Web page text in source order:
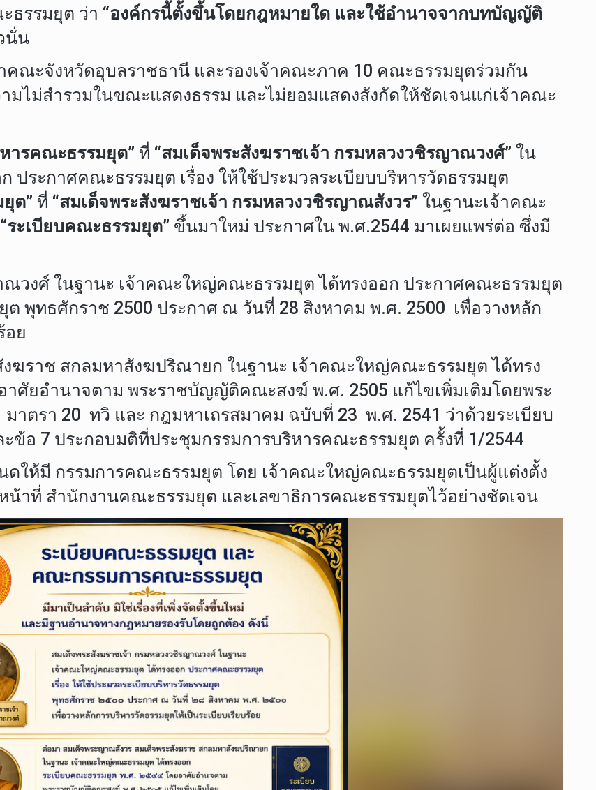
ธรรมยุต ว่า “องค์กรนี้ตั้งขึ้นโดยกฎหมายใด และใช้อำนาจจากบทบัญญัติ
นั่น
คณะจังหวัดอุบลราชธานี และรองเจ้าคณะภาค 10 คณะธรรมยุตร่วมกัน
มไม่สำรวมในขณะแสดงธรรม และไม่ยอมแสดงสังกัดให้ชัดเจนแก่เจ้าคณะ
ารคณะธรรมยุต” ที่ “สมเด็จพระสังฆราชเจ้า กรมหลวงวชิรญาณวงศ์” ใน
ระกาศคณะธรรมยุต เรื่อง ให้ใช้ประมวลระเบียบบริหารวัดธรรมยุต
ต” ที่ “สมเด็จพระสังฆราชเจ้า กรมหลวงวชิรญาณสังวร” ในฐานะเจ้าคณะ
“ระเบียบคณะธรรมยุต” ขึ้นมาใหม่ ประกาศใน พ.ศ.2544 มาเผยแพร่ต่อ ซึ่งมี
ณวงศ์ ในฐานะ เจ้าคณะใหญ่คณะธรรมยุต ได้ทรงออก ประกาศคณะธรรมยุต
ต พุทธศักราช 2500 ประกาศ ณ วันที่ 28 สิงหาคม พ.ศ. 2500 เพื่อวางหลัก
อย
ฆราช สกลมหาสังฆปริณายก ในฐานะ เจ้าคณะใหญ่คณะธรรมยุต ได้ทรง
าศัยอำนาจตาม พระราชบัญญัติคณะสงฆ์ พ.ศ. 2505 แก้ไขเพิ่มเติมโดยพระ
ตรา 20 ทวิ และ กฎมหาเถรสมาคม ฉบับที่ 23 พ.ศ. 2541 ว่าด้วยระเบียบ
ข้อ 7 ประกอบมติที่ประชุมกรรมการบริหารคณะธรรมยุต ครั้งที่ 1/2544
ดให้มี กรรมการคณะธรรมยุต โดย เจ้าคณะใหญ่คณะธรรมยุตเป็นผู้แต่งตั้ง
น้าที่ สำนักงานคณะธรรมยุต และเลขาธิการคณะธรรมยุตไว้อย่างชัดเจน